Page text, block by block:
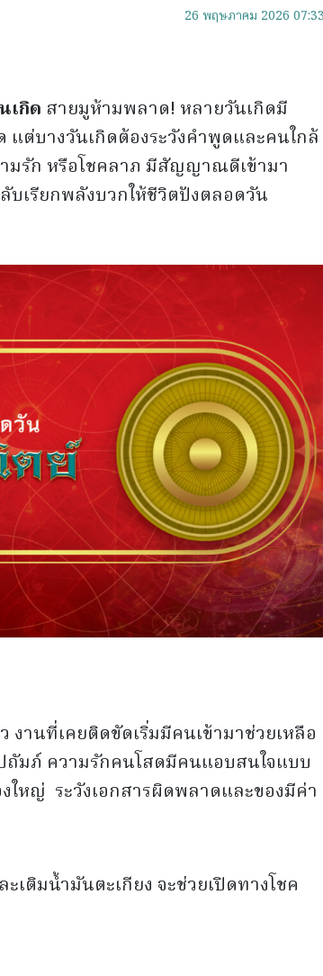
26 พฤษภาคม 2026 07:33
เกิด สายมูห้ามพลาด! หลายวันเกิดมี
แต่บางวันเกิดต้องระวังคำพูดและคนใกล้
ามรัก หรือโชคลาภ มีสัญญาณดีเข้ามา
บเรียกพลังบวกให้ชีวิตปังตลอดวัน
งานที่เคยติดขัดเริ่มมีคนเข้ามาช่วยเหลือ
ถัมภ์ ความรักคนโสดมีคนแอบสนใจแบบ
ใหญ่ ระวังเอกสารผิดพลาดและของมีค่า
เติมน้ำมันตะเกียง จะช่วยเปิดทางโชค